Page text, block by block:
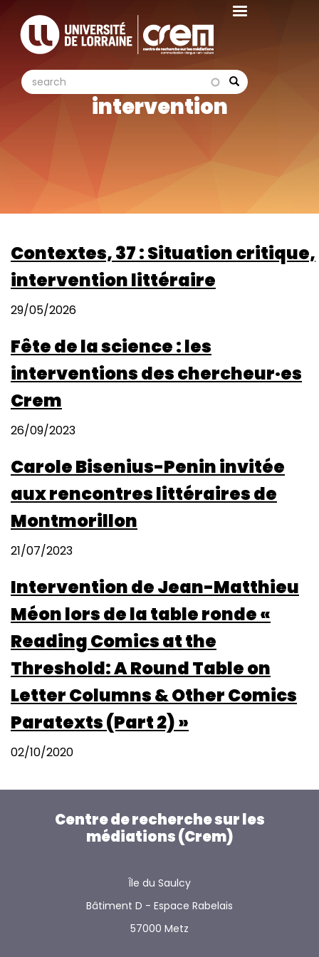
contenu
Search
search search
intervention
Contextes, 37 : Situation critique,
intervention littéraire
29/05/2026
Fête de la science : les
interventions des chercheur·es
Crem
26/09/2023
Carole Bisenius-Penin invitée
aux rencontres littéraires de
Montmorillon
21/07/2023
Intervention de Jean-Matthieu
Méon lors de la table ronde «
Reading Comics at the
Threshold: A Round Table on
Letter Columns & Other Comics
Paratexts (Part 2) »
02/10/2020
Centre de recherche sur les
médiations (Crem)
Île du Saulcy
Bâtiment D - Espace Rabelais
57000 Metz